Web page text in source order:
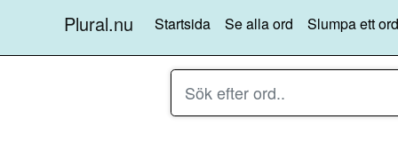
Plural.nu Startsida Se alla ord Slumpa ett